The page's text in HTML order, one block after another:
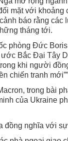
mặt với
báo rằng
tháng tới.
phòng Đức
Bắc Đại Tây
khi người
chiến tranh
trong bài
của Ukraine
đồng nghĩa với